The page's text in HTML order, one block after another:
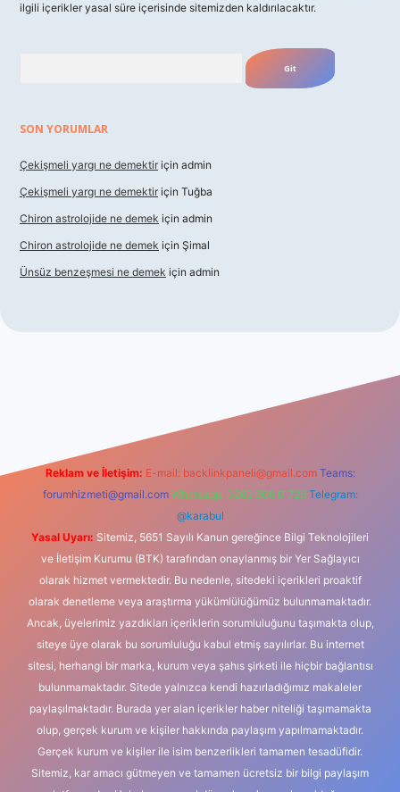
ilgili içerikler yasal süre içerisinde sitemizden kaldırılacaktır.
SON YORUMLAR
Çekişmeli yargı ne demektir için admin
Çekişmeli yargı ne demektir için Tuğba
Chiron astrolojide ne demek için admin
Chiron astrolojide ne demek için Şimal
Ünsüz benzeşmesi ne demek için admin
Reklam ve İletişim: E-mail: backlinkpaneli@gmail.com Teams:
forumhizmeti@gmail.com Whatsapp: 0262 606 0 726 Telegram:
@karabul
Yasal Uyarı: Sitemiz, 5651 Sayılı Kanun gereğince Bilgi Teknolojileri
ve İletişim Kurumu (BTK) tarafından onaylanmış bir Yer Sağlayıcı
olarak hizmet vermektedir. Bu nedenle, sitedeki içerikleri proaktif
olarak denetleme veya araştırma yükümlülüğümüz bulunmamaktadır.
Ancak, üyelerimiz yazdıkları içeriklerin sorumluluğunu taşımakta olup,
siteye üye olarak bu sorumluluğu kabul etmiş sayılırlar. Bu internet
sitesi, herhangi bir marka, kurum veya şahıs şirketi ile hiçbir bağlantısı
bulunmamaktadır. Sitede yalnızca kendi hazırladığımız makaleler
paylaşılmaktadır. Burada yer alan içerikler haber niteliği taşımamakta
olup, gerçek kurum ve kişiler hakkında paylaşım yapılmamaktadır.
Gerçek kurum ve kişiler ile isim benzerlikleri tamamen tesadüfidir.
Sitemiz, kar amacı gütmeyen ve tamamen ücretsiz bir bilgi paylaşım